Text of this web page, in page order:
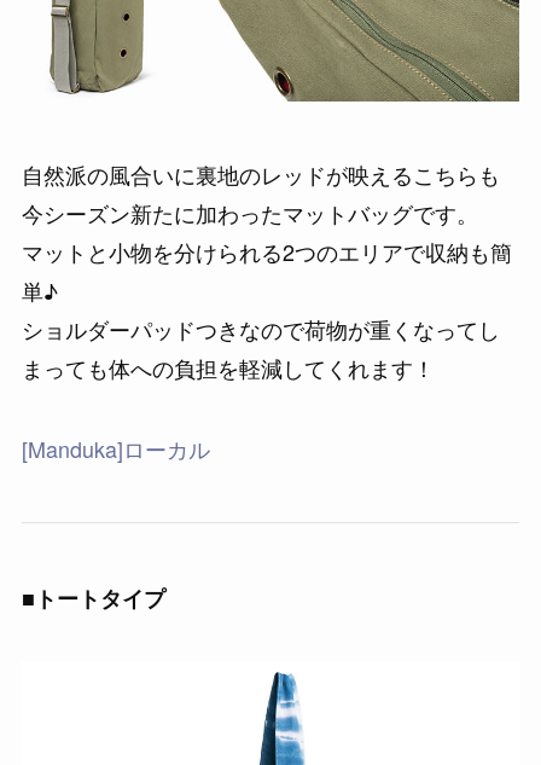
自然派の風合いに裏地のレッドが映えるこちらも
今シーズン新たに加わったマットバッグです。
マットと小物を分けられる2つのエリアで収納も簡
単♪
ショルダーパッドつきなので荷物が重くなってし
まっても体への負担を軽減してくれます！
[Manduka]ローカル
■トートタイプ